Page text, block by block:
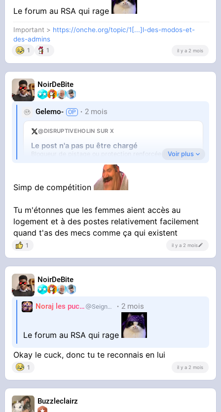
Le forum au RSA qui rage
Important > https://onche.org/topic/1[...]l-des-modos-et-
des-admins
1 1 il y a 2 mois
NoirDeBite
Gelemo- 2 mois
@DISRUPTIVEHOLIN SUR X
Le post n'a pas pu être chargé
Bloqueur de pistage ou protection renforcée (Firefox).
Ayaaa ce gros pigeon de compet
Voir plus
Simp de compétition
Tu m'étonnes que les femmes aient accès au
logement et à des postes relativement facilement
quand t'as des mecs comme ça qui existent
1 il y a 2 mois
NoirDeBite
Noraj les pucix SeigneurCooler 2 mois
Le forum au RSA qui rage
Okay le cuck, donc tu te reconnais en lui
1 il y a 2 mois
Buzzleclairz